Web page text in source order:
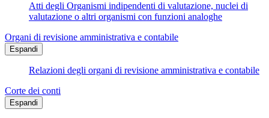
Atti degli Organismi indipendenti di valutazione, nuclei di
valutazione o altri organismi con funzioni analoghe
Organi di revisione amministrativa e contabile
Espandi
Relazioni degli organi di revisione amministrativa e contabile
Corte dei conti
Espandi